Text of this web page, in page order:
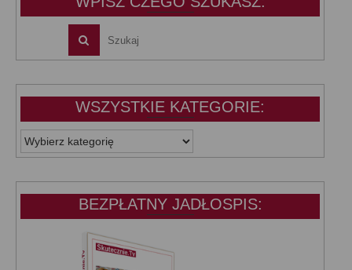
WSZYSTKIE KATEGORIE:
WSZYSTKIE
KATEGORIE:
BEZPŁATNY JADŁOSPIS: